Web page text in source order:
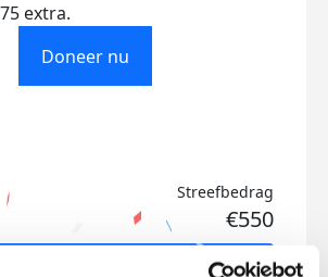
extra.
Doneer nu
Streefbedrag
€550